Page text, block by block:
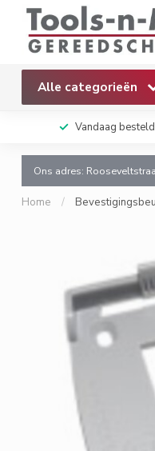
Alle categorieën
Vandaag
Ons adres:
Home /